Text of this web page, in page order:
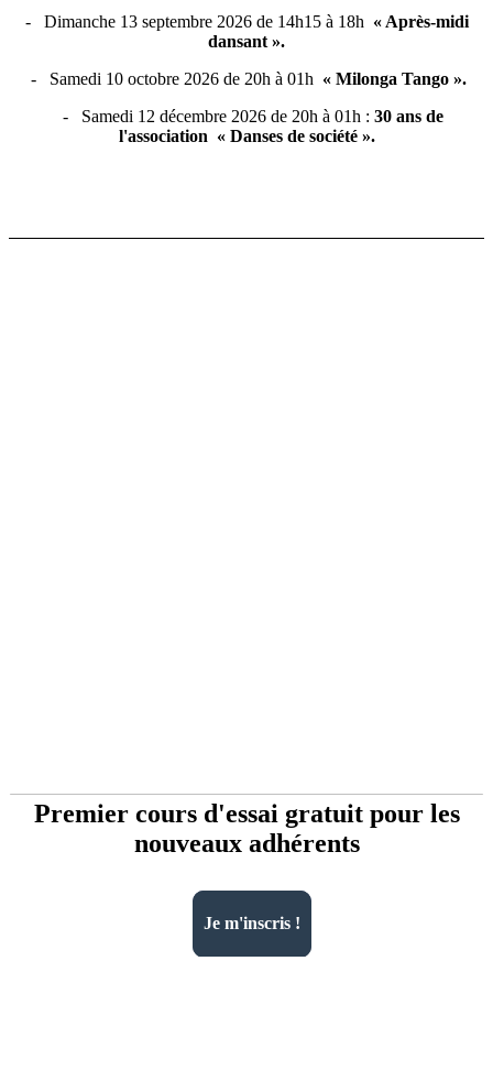
- Dimanche 13 septembre 2026 de 14h15 à 18h « Après-midi
dansant ».
- Samedi 10 octobre 2026 de 20h à 01h « Milonga Tango ».
- Samedi 12 décembre 2026 de 20h à 01h : 30 ans de
l'association « Danses de société ».
Premier cours d'essai gratuit pour les
nouveaux adhérents
Je m'inscris !